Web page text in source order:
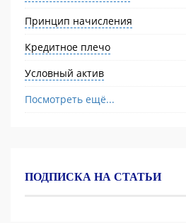
Принцип начисления
Кредитное плечо
Условный актив
Посмотреть ещё...
ПОДПИСКА НА СТАТЬИ